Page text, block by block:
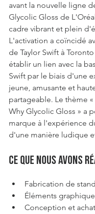
avant la nouvelle ligne
Glycolic Gloss de
cadre vibrant et plein
L'activation a coïncidé
de Taylor Swift à
établir un lien avec la
Swift par le biais d'une
jeune, amusante et
partageable. Le thème «
Why Glycolic Gloss » a
marque à l'expérience
d'une manière ludique
Ce que nous avons
Fabrication de
Éléments
Conception et